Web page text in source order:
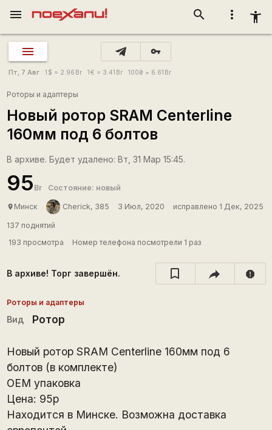
more_vert accessibility_new
search
menu
vpn_key
Пт, 7 Авг 1 $ = 2.96 Br 1€ = 3.41 Br 100₴ = 6.61 Br
Роторы и адаптеры
Новый ротор SRAM Centerline
160мм под 6 болтов
В архиве. Будет удалено: Вт, 31 Мар 15:45.
95 Br Состояние: новый
place Минск Cherick, 385 3 Июл, 2020 исправлено 1 Дек, 2025
137 поднятий
193 просмотра
Номер телефона посмотрели 1 раз
В архиве! Торг завершён. report
Роторы и адаптеры
Вид Ротор
Новый ротор SRAM Centerline 160мм под 6
болтов (в комплекте)
ОЕМ упаковка
Цена: 95р
Находится в Минске. Возможна доставка